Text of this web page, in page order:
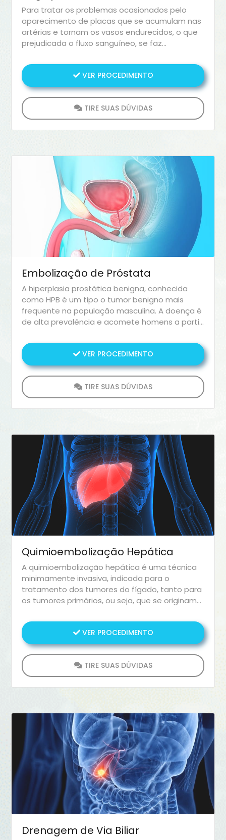
Para tratar os problemas ocasionados pelo
aparecimento de placas que se acumulam nas
artérias e tornam os vasos endurecidos, o que
prejudicada o fluxo sanguíneo, se faz
Carótida. Ele por sua vez, garante a
desobstrução dos vasos, proporcionado o
correto transporte sangue ao cérebro.
VER PROCEDIMENTO
TIRE SUAS DÚVIDAS
Embolização de Próstata
A hiperplasia prostática benigna, conhecida
como HPB é um tipo o tumor benigno mais
frequente na população masculina. A doença é
de alta prevalência e acomete homens a partir
VER PROCEDIMENTO
TIRE SUAS DÚVIDAS
Quimioembolização Hepática
A quimioembolização hepática é uma técnica
minimamente invasiva, indicada para o
tratamento dos tumores do fígado, tanto para
os tumores primários, ou seja, que se originam
tumores secundários
VER PROCEDIMENTO
TIRE SUAS DÚVIDAS
Drenagem de Via Biliar